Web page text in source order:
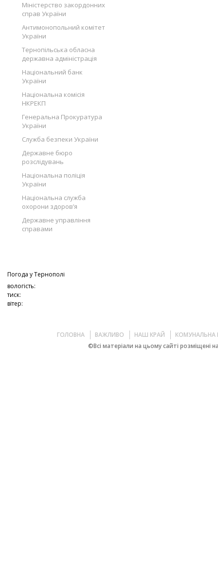
Міністерство закордонних
справ України
Антимонопольний комітет
України
Тернопільська обласна
державна адміністрація
Національний банк
України
Національна комісія
НКРЕКП
Генеральна Прокуратура
України
Служба безпеки України
Державне бюро
розслідувань
Національна поліція
України
Національна служба
охорони здоров’я
Державне управління
справами
Погода уТернополі
вологість:
тиск:
вітер:
ГОЛОВНА ВАЖЛИВО НАШ КРАЙ
КОМУНАЛЬНА
©Всі матеріали на цьому сайті розміщені